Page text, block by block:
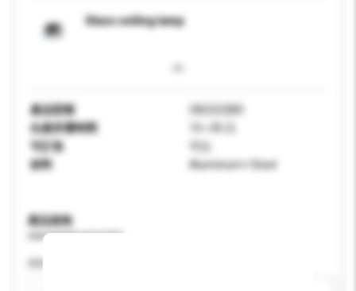
Glass ceiling lamp
產品型號
OB2222BD
生產所需時間
15~30 日
可訂造
可以
材料
Aluminum+ Steel
產品規格
請提供您對產品的特定要求。